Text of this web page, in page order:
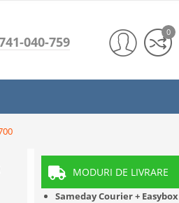
040-759
0
MODURI DE LIVRARE
Sameday Courier + Easybox